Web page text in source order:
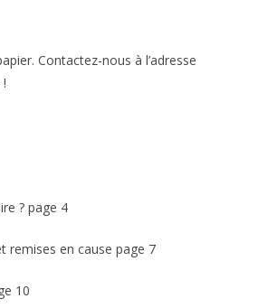
Contactez-nous à l’adresse
? page 4
remises en cause page 7
10